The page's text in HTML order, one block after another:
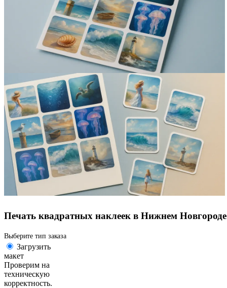
Печать квадратных наклеек в Нижнем Новгороде
Выберите тип заказа
Загрузить
макет
Проверим на
техническую
корректность.